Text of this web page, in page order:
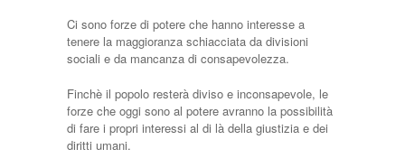
Ci sono forze di potere che hanno interesse a
tenere la maggioranza schiacciata da divisioni
sociali e da mancanza di consapevolezza.
Finchè il popolo resterà diviso e inconsapevole, le
forze che oggi sono al potere avranno la possibilità
di fare i propri interessi al di là della giustizia e dei
diritti umani.